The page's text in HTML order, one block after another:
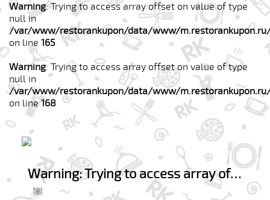
Warning: Trying to access array offset on value of type
null in
/var/www/restorankupon/data/www/
on line 165
Warning: Trying to access array offset on value of type
null in
/var/www/restorankupon/data/www/
on line168
Warning: Trying to access array offset on value of type null in